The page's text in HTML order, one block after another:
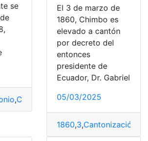
se
,Cantonización,Marzo
El 3 de marzo de
1860, Chimbo es
elevado a cantón
por decreto del
entonces
presidente de
Ecuador, Dr. Gabriel
05/03/2025
1860,3,Cantonización